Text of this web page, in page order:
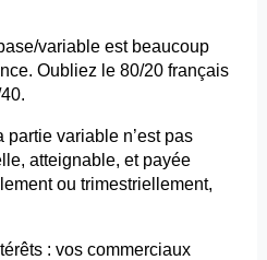
variable est beaucoup
Oubliez le80/20 français
variable n’est pas
atteignable, et payée
ou trimestriellement,
: vos commerciaux